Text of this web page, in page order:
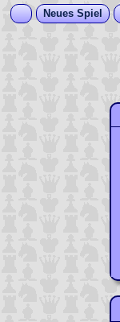
Neues Spiel